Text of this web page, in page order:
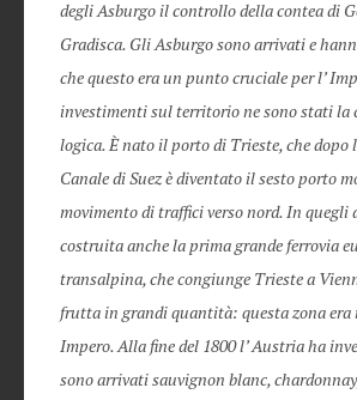
degli Asburgo il controllo della contea di
Gradisca. Gli Asburgo sono arrivati e
che questo era un punto cruciale per l’
investimenti sul territorio ne sono stati la
logica. È nato il porto di Trieste, che dopo
Canale di Suez è diventato il sesto porto
movimento di traffici verso nord. In quegli
costruita anche la prima grande ferrovia
transalpina, che congiunge Trieste a
frutta in grandi quantità: questa zona era
Impero. Alla fine del 1800 l’ Austria ha
sono arrivati sauvignon blanc,